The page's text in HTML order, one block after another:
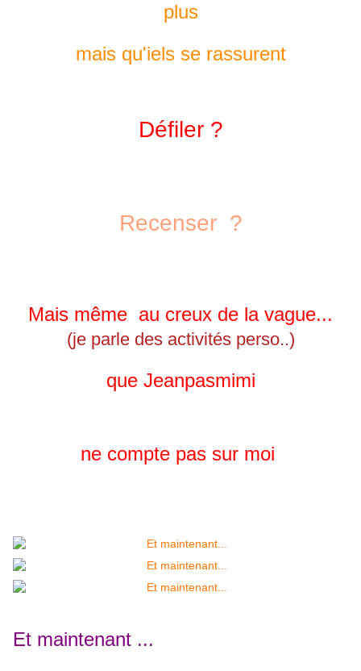
plus
mais qu'iels se rassurent
Défiler ?
Recenser ?
Mais même au creux de la vague...
(je parle des activités perso..)
que Jeanpasmimi
ne compte pas sur moi
Et maintenant ...